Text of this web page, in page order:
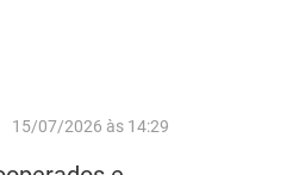
15/07/2026 às 14:29